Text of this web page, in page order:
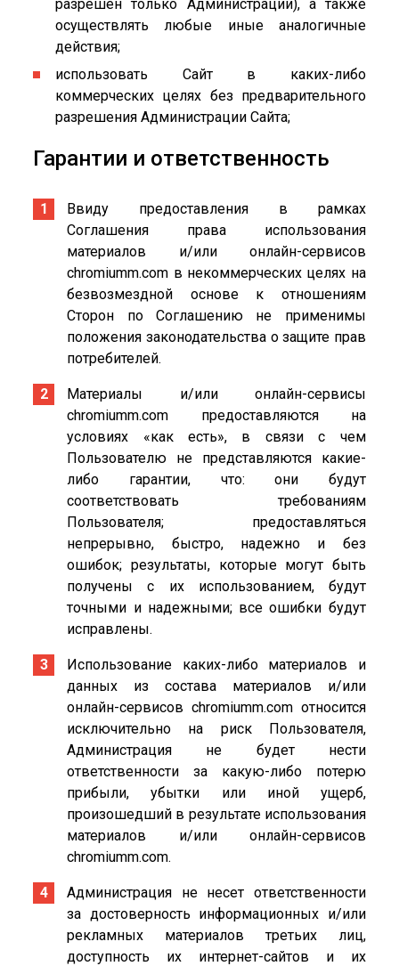
разрешен только Администрации), а также
осуществлять любые иные аналогичные
действия;
использовать Сайт в каких-либо
коммерческих целях без предварительного
разрешения Администрации Сайта;
Гарантии и ответственность
Ввиду предоставления в рамках
Соглашения права использования
материалов и/или онлайн-сервисов
chromiumm.com в некоммерческих целях на
безвозмездной основе к отношениям
Сторон по Соглашению не применимы
положения законодательства о защите прав
потребителей.
Материалы и/или онлайн-сервисы
chromiumm.com предоставляются на
условиях «как есть», в связи с чем
Пользователю не представляются какие-
либо гарантии, что: они будут
соответствовать требованиям
Пользователя; предоставляться
непрерывно, быстро, надежно и без
ошибок; результаты, которые могут быть
получены с их использованием, будут
точными и надежными; все ошибки будут
исправлены.
Использование каких-либо материалов и
данных из состава материалов и/или
онлайн-сервисов chromiumm.com относится
исключительно на риск Пользователя,
Администрация не будет нести
ответственности за какую-либо потерю
прибыли, убытки или иной ущерб,
произошедший в результате использования
материалов и/или онлайн-сервисов
chromiumm.com.
Администрация не несет ответственности
за достоверность информационных и/или
рекламных материалов третьих лиц,
доступность их интернет-сайтов и их